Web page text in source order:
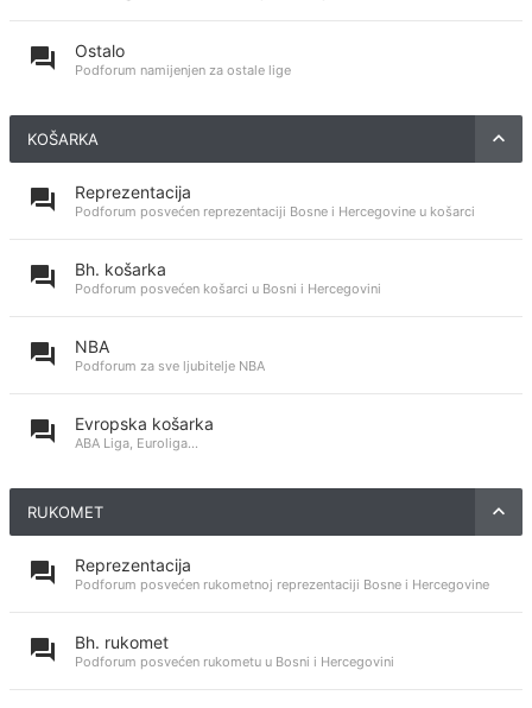
Ostalo
Podforum namijenjen za ostale lige
KOŠARKA
Reprezentacija
Podforum posvećen reprezentaciji Bosne i Hercegovine u košarci
Bh. košarka
Podforum posvećen košarci u Bosni i Hercegovini
NBA
Podforum za sve ljubitelje NBA
Evropska košarka
ABA Liga, Euroliga...
RUKOMET
Reprezentacija
Podforum posvećen rukometnoj reprezentaciji Bosne i Hercegovine
Bh. rukomet
Podforum posvećen rukometu u Bosni i Hercegovini